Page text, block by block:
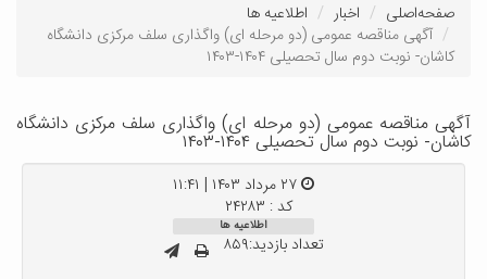
صفحه‌اصلی اخبار
اطلاعیه ها
آگهی مناقصه عمومی (دو مرحله ای) واگذاری سلف مرکزی دانشگاه
کاشان- نوبت دوم سال تحصیلی ۱۴۰۴-۱۴۰۳
آگهی مناقصه عمومی (دو مرحله ای) واگذاری سلف مرکزی دانشگاه
کاشان- نوبت دوم سال تحصیلی ۱۴۰۴-۱۴۰۳
کد : ۲۴۲۸۳
اطلاعیه ها
تعداد بازدید:۸۵۹